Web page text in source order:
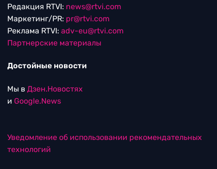
Редакция RTVI: news@rtvi.com
Маркетинг/PR: pr@rtvi.com
Реклама RTVI: adv-eu@rtvi.com
Партнерские материалы
Достойные новости
Мы в Дзен.Новостях
и Google.News
Уведомление об использовании рекомендательных
технологий